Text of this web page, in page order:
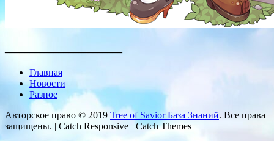
Главная
Новости
Разное
Авторское право © 2019 Tree of Savior База Знаний. Все права
защищены. | Catch Responsive Catch Themes